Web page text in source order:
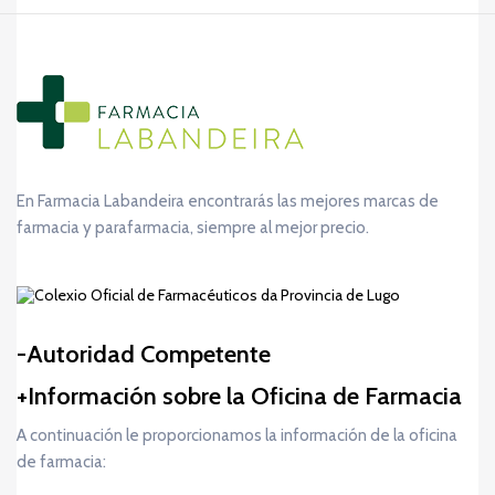
En Farmacia Labandeira encontrarás las mejores marcas de
farmacia y parafarmacia, siempre al mejor precio.
Autoridad Competente
Información sobre la Oficina de Farmacia
A continuación le proporcionamos la información de la oficina
de farmacia: